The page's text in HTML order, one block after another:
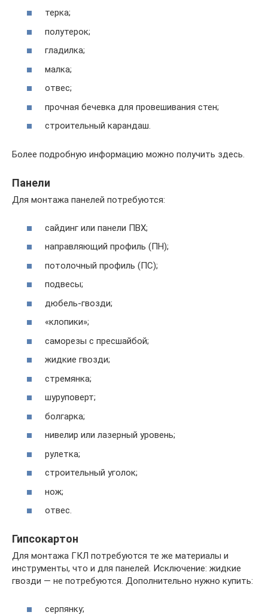
терка;
полутерок;
гладилка;
малка;
отвес;
прочная бечевка для провешивания стен;
строительный карандаш.
Более подробную информацию можно получить здесь.
Панели
Для монтажа панелей потребуются:
сайдинг или панели ПВХ;
направляющий профиль (ПН);
потолочный профиль (ПС);
подвесы;
дюбель-гвозди;
«клопики»;
саморезы с пресшайбой;
жидкие гвозди;
стремянка;
шуруповерт;
болгарка;
нивелир или лазерный уровень;
рулетка;
строительный уголок;
нож;
отвес.
Гипсокартон
Для монтажа ГКЛ потребуются те же материалы и
инструменты, что и для панелей. Исключение: жидкие
гвозди — не потребуются. Дополнительно нужно купить:
серпянку;